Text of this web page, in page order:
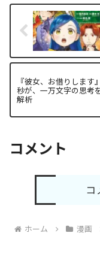
『彼女、お借りします
秒が、一万文字の思考
解析
コメント
コ
ホーム 漫画